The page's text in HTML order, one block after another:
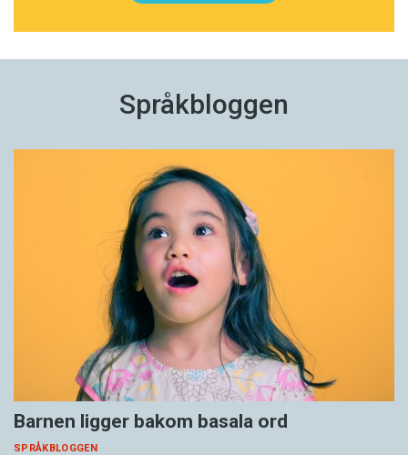
Språkbloggen
Barnen ligger bakom basala ord
SPRÅKBLOGGEN